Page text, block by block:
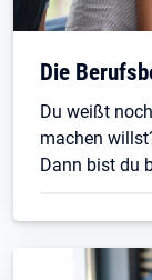
Die
Du weißt
machen
Dann bist du